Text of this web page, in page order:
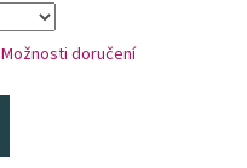
Možnosti doručení